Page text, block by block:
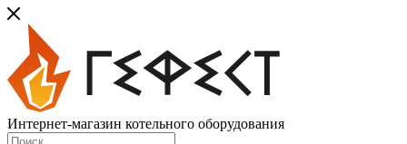
Интернет-магазин котельного оборудования